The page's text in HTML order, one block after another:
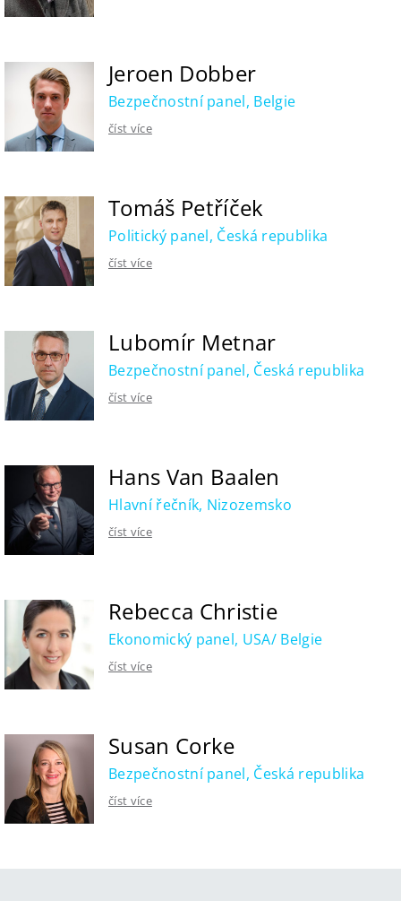
Jeroen Dobber
Bezpečnostní panel, Belgie
číst více
Tomáš Petříček
Politický panel, Česká republika
číst více
Lubomír Metnar
Bezpečnostní panel, Česká republika
číst více
Hans Van Baalen
Hlavní řečník, Nizozemsko
číst více
Rebecca Christie
Ekonomický panel, USA/ Belgie
číst více
Susan Corke
Bezpečnostní panel, Česká republika
číst více